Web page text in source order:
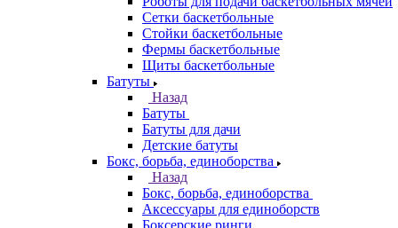
Сетки баскетбольные
Стойки баскетбольные
Фермы баскетбольные
Щиты баскетбольные
Батуты
Назад
Батуты
Батуты для дачи
Детские батуты
Бокс, борьба, единоборства
Назад
Бокс, борьба, единоборства
Аксессуары для единоборств
Боксерские ринги